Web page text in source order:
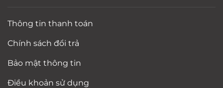
Thông tin thanh toán
Chính sách đổi trả
Bảo mật thông tin
Điều khoản sử dụng